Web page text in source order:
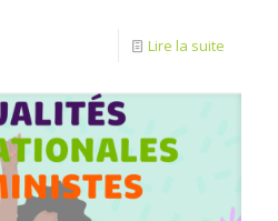
Lire la suite